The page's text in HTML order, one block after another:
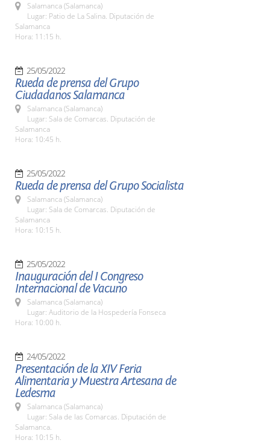
Salamanca (Salamanca)
Lugar: Patio de La Salina. Diputación de
Salamanca
Hora: 11:15 h.
25/05/2022
Rueda de prensa del Grupo
Ciudadanos Salamanca
Salamanca (Salamanca)
Lugar: Sala de Comarcas. Diputación de
Salamanca
Hora: 10:45 h.
25/05/2022
Rueda de prensa del Grupo Socialista
Salamanca (Salamanca)
Lugar: Sala de Comarcas. Diputación de
Salamanca
Hora: 10:15 h.
25/05/2022
Inauguración del I Congreso
Internacional de Vacuno
Salamanca (Salamanca)
Lugar: Auditorio de la Hospedería Fonseca
Hora: 10:00 h.
24/05/2022
Presentación de la XIV Feria
Alimentaria y Muestra Artesana de
Ledesma
Salamanca (Salamanca)
Lugar: Sala de las Comarcas. Diputación de
Salamanca.
Hora: 10:15 h.